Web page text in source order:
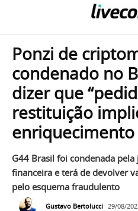
Ponzi de
condenado no
dizer que
restituição
enriquecimento
G44 Brasil foi condenada
financeira e terá de devolver
pelo esquema fraudulento
Gustavo Bertolucci 29/08/